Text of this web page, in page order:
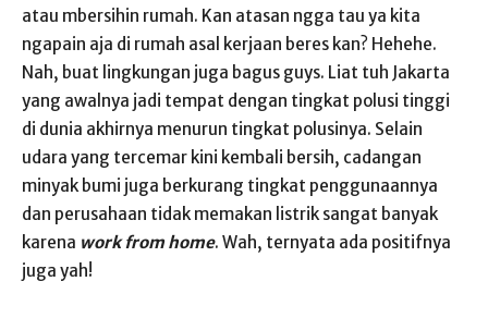
atau mbersihin rumah. Kan atasan ngga tau ya kita
ngapain aja di rumah asal kerjaan beres kan? Hehehe.
Nah, buat lingkungan juga bagus guys. Liat tuh Jakarta
yang awalnya jadi tempat dengan tingkat polusi tinggi
di dunia akhirnya menurun tingkat polusinya. Selain
udara yang tercemar kini kembali bersih, cadangan
minyak bumi juga berkurang tingkat penggunaannya
dan perusahaan tidak memakan listrik sangat banyak
karena work from home. Wah, ternyata ada positifnya
juga yah!